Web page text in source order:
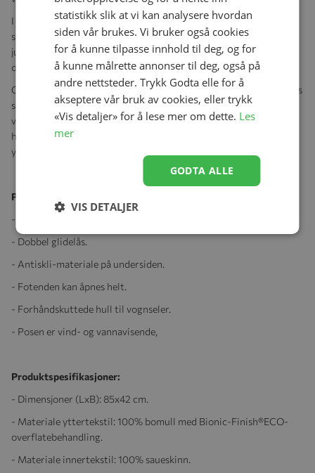
I tillegg til nøye utvalgte materialer har Premium Natur flere
smarte løsninge. Blant annet dobbel glidelås som gjør det enkelt å
justere vognposen etter været, temperaturen og barnets ønsker
og behov. Fotenden kan åpnes for god lufting på mildere dager.
Overdelen på vognposen kan enkelt tas av og overdelen kan brukes
som et komfortabelt sitteunderlag eller som behagelig underlag i
vognen. Antiskli-materiale på undersiden sikrer at vognposen
holdes trygt på plass i vognen, og åpninger for vognens seler gir
ytterligere sikkerhet for barnet.
Produktegenskaper:
- Anbefalt fra 0-1,5 år.
- Dobbel glidelås.
- Antiskli-materiale på undersiden.
- Fotenden kan åpnes helt.
- Forhåndskuttede hull til vognseler.
- Posen er vind- og vannavisende,
Produktspesifikasjoner:
- Dimensjoner (LxB): 85x42 cm.
- Materiale yttertekstil:100% bomull med Bionic-Finish®ECO-
overflatebehandling.
- Materiale innertekstil: 100% saueskinn.
statistikk slik at vi kan analysere hvordan
siden vår brukes. Vi bruker også cookies
for å kunne tilpasse innhold til deg, og for
å kunne målrette annonser til deg, også på
andre nettsteder. Trykk Godta elle for å
akseptere vår bruk av cookies, eller trykk
«Vis detaljer» for å lese mer om dette. Les
mer
GODTA ALLE
VIS DETALJER